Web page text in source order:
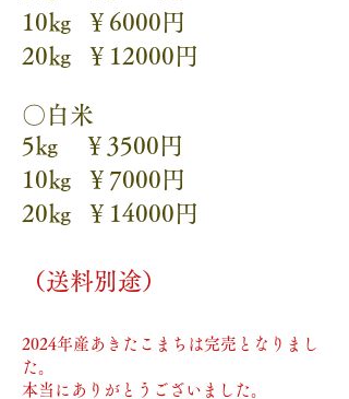
10㎏ ￥6000円
20㎏ ￥12000円
〇白米
5㎏ ￥3500円
10㎏ ￥7000円
20㎏ ￥14000円
​​（送料別途）
2024年産あきたこまちは完売となりまし
た。
​本当にありがとうございました。